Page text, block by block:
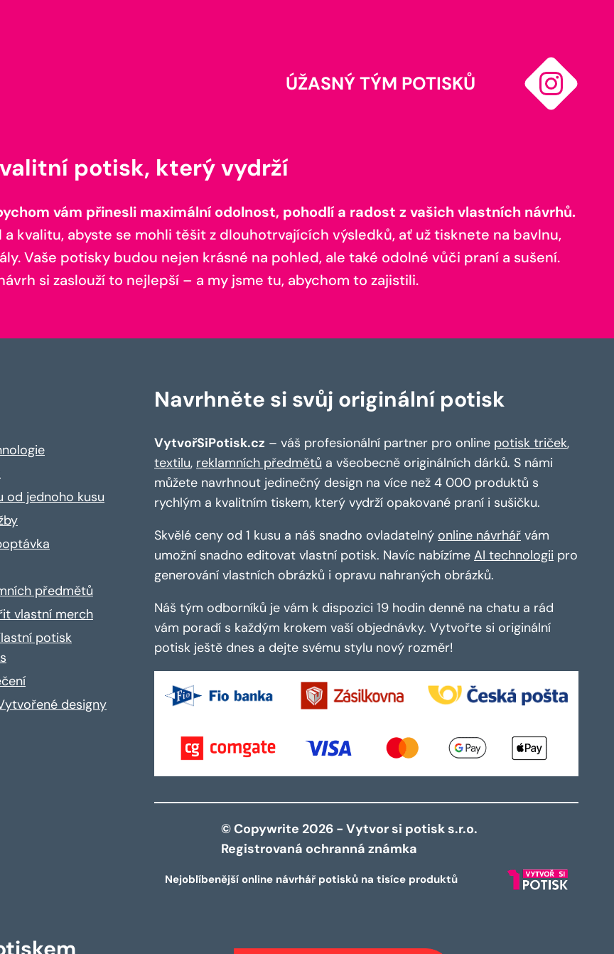
ÚŽASNÝ TÝM POTISKŮ
potisk, který vydrží
vám přinesli maximální odolnost, pohodlí a radost z vašich vlastních návrhů.
kvalitu, abyste se mohli těšit z dlouhotrvajících výsledků, ať už tisknete na bavlnu,
Vaše potisky budou nejen krásné na pohled, ale také odolné vůči praní a sušení.
si zaslouží to nejlepší – a my jsme tu, abychom to zajistili.
od jednoho kusu
předmětů
vlastní merch
potisk
designy
Navrhněte si svůj originální potisk
VytvořSiPotisk.cz – váš profesionální partner pro online potisk triček,
textilu, reklamních předmětů a všeobecně originálních dárků. S námi
můžete navrhnout jedinečný design na více než 4 000 produktů s
rychlým a kvalitním tiskem, který vydrží opakované praní i sušičku.
Skvělé ceny od 1 kusu a náš snadno ovladatelný online návrhář vám
umožní snadno editovat vlastní potisk. Navíc nabízíme AI technologii pro
generování vlastních obrázků i opravu nahraných obrázků.
Náš tým odborníků je vám k dispozici 19 hodin denně na chatu a rád
vám poradí s každým krokem vaší objednávky. Vytvořte si originální
potisk ještě dnes a dejte svému stylu nový rozměr!
© Copywrite 2026 - Vytvor si potisk s.r.o.
Registrovaná ochranná známka
Nejoblíbenější online návrhář potisků na tisíce produktů